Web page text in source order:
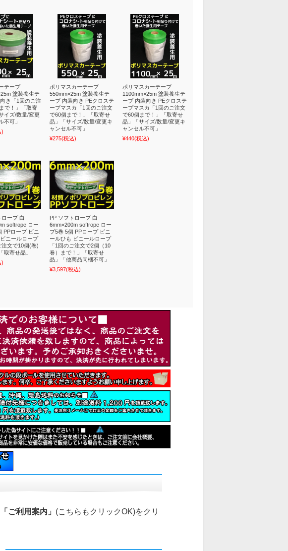
テープ
塗装養生テ
き「1回のご注
で！」「取寄
イズ/数量/変更
不可」
)
ポリマスカーテープ
550mm×25m 塗装養生テ
ープ 内装向き PEクロステ
ープマスカ「1回のご注文
で60個まで！」「取寄せ
品」「サイズ/数量/変更キ
ャンセル不可」
¥275(税込)
ポリマスカーテープ
1100mm×25m 塗装養生テ
ープ 内装向き PEクロステ
ープマスカ「1回のご注文
で60個まで！」「取寄せ
品」「サイズ/数量/変更キ
ャンセル不可」
¥440(税込)
ロープ 白
softrope ロー
PPロープ ビニ
ニールロープ
注文で10個(巻)
取寄せ品」
)
PP ソフトロープ 白
6mm×200m softrope ロー
プ5巻 5個 PPロープ ビニ
ールひも ビニールロープ
「1回のご注文で2個（10
巻）まで！」「取寄せ
品」「他商品同梱不可」
¥3,597(税込)
「ご利用案内」 (こちらもクリックOK)をクリ